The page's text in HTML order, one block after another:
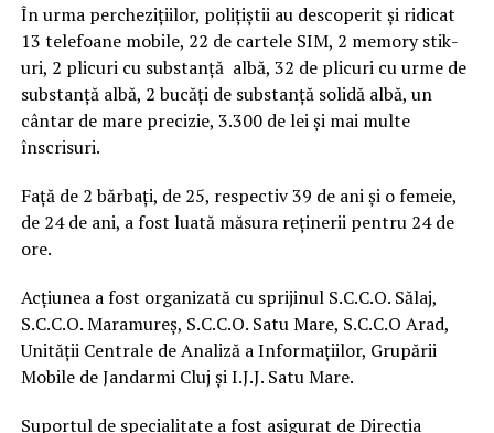
În urma perchezițiilor, polițiștii au descoperit și ridicat
13 telefoane mobile, 22 de cartele SIM, 2 memory stik-
uri, 2 plicuri cu substanță albă, 32 de plicuri cu urme de
substanță albă, 2 bucăți de substanță solidă albă, un
cântar de mare precizie, 3.300 de lei și mai multe
înscrisuri.
Față de 2 bărbați, de 25, respectiv 39 de ani și o femeie,
de 24 de ani, a fost luată măsura reținerii pentru 24 de
ore.
Acțiunea a fost organizată cu sprijinul S.C.C.O. Sălaj,
S.C.C.O. Maramureș, S.C.C.O. Satu Mare, S.C.C.O Arad,
Unității Centrale de Analiză a Informațiilor, Grupării
Mobile de Jandarmi Cluj și I.J.J. Satu Mare.
Suportul de specialitate a fost asigurat de Direcția